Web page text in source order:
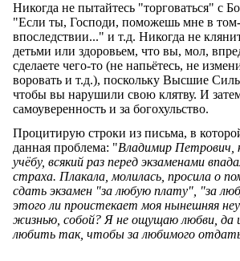
Никогда не пытайтесь "торговаться" с
"Если ты, Господи, поможешь мне в том-
впоследствии..." и т.д. Никогда не
детьми или здоровьем, что вы, мол,
сделаете чего-то (не напьётесь, не
воровать и т.д.), поскольку Высшие
чтобы вы нарушили свою клятву. И
самоуверенность и за богохульство.
Процитирую строки из письма, в
данная проблема: "Владимир Петрович,
учёбу, всякий раз перед экзаменами
страха. Плакала, молилась, просила о
сдать экзамен "за любую плату", "за
этого ли проистекает моя нынешняя
жизнью, собой? Я не ощущаю любви, да
любить так, чтобы за любимого